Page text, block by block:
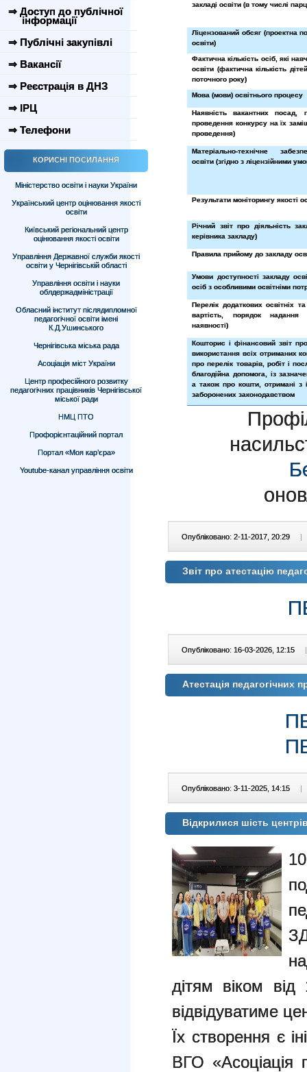
⇒ Доступ до публічної
інформації
⇒ Публічні закупівлі
⇒ Вакансії
⇒ Реєстрація в ДНЗ
⇒ ІРЦ
⇒ Телефони
КОРИСНІ ПОСИЛАННЯ
Міністерство освіти і науки України
Український центр оцінювання якості
освіти
Київський регіональний центр
оцінювання якості освіти
Управління Державної служби якості
освіти у Чернігівській області
Управління освіти і науки
облдержадміністрації
Обласний інститут післядипломної
педагогічної освіти імені
К.Д.Ушинського
Чернігівська міська рада
Асоціація міст України
Центр професійного розвитку
педагогічних працівників Чернігівської
міської ради
НМЦ ПТО
Профорієнтаційний портал
Портал «Моя кар’єра»
Youtube-канал управління освіти
закладі освіти (в тому числі
Ліцензований обсяг (проектна
освіти)
Фактична кількість осіб, які
освіти (фактична кількість
поточного року)
Мова (мови) освітнього процесу
Наявність вакантних посад,
проведення конкурсу на їх
проведення)
Матеріально-технічне
освіти (згідно з ліцензійними
Результати моніторингу якості
Річний звіт про діяльність
керівника закладу)
Правила прийому до закладу
Умови доступності закладу
осіб з особливими освітніми
Перелік додаткових освітніх
вартість, порядок
наявності)
Кошторис і фінансовий звіт
використання всіх отриманих
про перелік товарів, робіт і
благодійна допомога, із
а також про кошти, отримані з
заборонених законодавством
Опубліковано: 2-11-2017, 20:29 |
Звіт про атестацію
Опубліковано: 16-03-2026, 12:15 |
Атестація педагогічних
Опубліковано: 3-11-2025, 14:15 |
Відкрилися шість
дітям віком
відвідуватиме
Їх створення є
ВГО «Асоціація